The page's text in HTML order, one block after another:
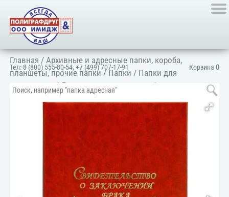
Корзина 0
Тел: 8 (800) 555-80-54,+7 (499) 707-17-91
Главная /Архивные и адресные папки, короба,
планшеты, прочие папки/Папки / Папки для
документов
/ Для личных документов /